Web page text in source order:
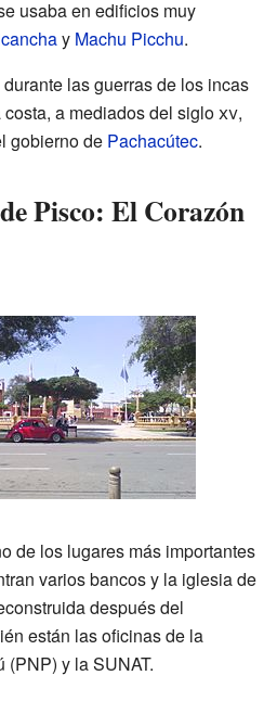
usaba en edificios muy
y Machu Picchu.
las guerras de los incas
costa, a mediados del sigloxv,
gobierno de Pachacútec.
Pisco: El Corazón
de los lugares más importantes
varios bancos y la iglesia de
después del
están las oficinas de la
y la SUNAT.